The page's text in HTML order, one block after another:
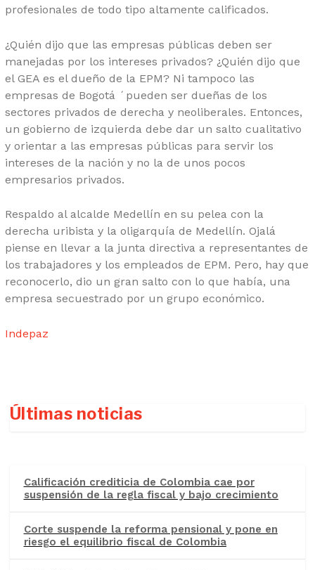
profesionales de todo tipo altamente calificados.
¿Quién dijo que las empresas públicas deben ser
manejadas por los intereses privados? ¿Quién dijo que
el GEA es el dueño de la EPM? Ni tampoco las
empresas de Bogotá ´pueden ser dueñas de los
sectores privados de derecha y neoliberales. Entonces,
un gobierno de izquierda debe dar un salto cualitativo
y orientar a las empresas públicas para servir los
intereses de la nación y no la de unos pocos
empresarios privados.
Respaldo al alcalde Medellín en su pelea con la
derecha uribista y la oligarquía de Medellín. Ojalá
piense en llevar a la junta directiva a representantes de
los trabajadores y los empleados de EPM. Pero, hay que
reconocerlo, dio un gran salto con lo que había, una
empresa secuestrado por un grupo económico.
Indepaz
Últimas noticias
Calificación crediticia de Colombia cae por
suspensión de la regla fiscal y bajo crecimiento
Corte suspende la reforma pensional y pone en
riesgo el equilibrio fiscal de Colombia